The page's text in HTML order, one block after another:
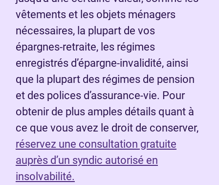
vêtements et les objets ménagers
nécessaires, la plupart de vos
épargnes-retraite, les régimes
enregistrés d’épargne-invalidité, ainsi
que la plupart des régimes de pension
et des polices d’assurance-vie. Pour
obtenir de plus amples détails quant à
ce que vous avez le droit de conserver,
réservez une consultation gratuite
auprès d’un syndic autorisé en
insolvabilité.